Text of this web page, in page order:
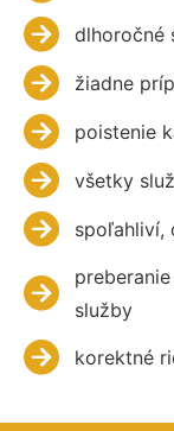
dlhoročné
žiadne
poistenie
všetky
spoľahliví,
služby
korektné